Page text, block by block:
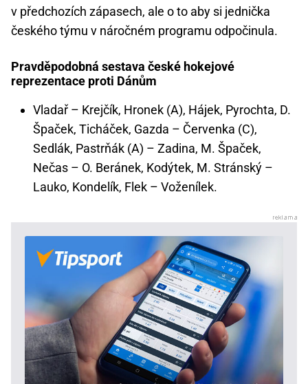
v předchozích zápasech, ale o to aby si jednička
českého týmu v náročném programu odpočinula.
Pravděpodobná sestava české hokejové
reprezentace proti Dánům
Vladař – Krejčík, Hronek (A), Hájek, Pyrochta, D.
Špaček, Ticháček, Gazda – Červenka (C),
Sedlák, Pastrňák (A) – Zadina, M. Špaček,
Nečas – O. Beránek, Kodýtek, M. Stránský –
Lauko, Kondelík, Flek – Voženílek.